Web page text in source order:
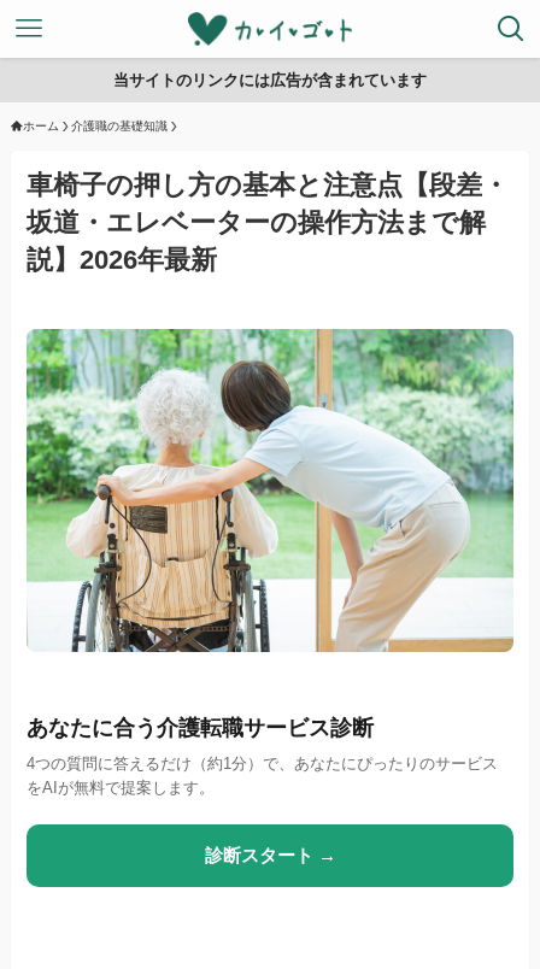
当サイトのリンクには広告が含まれています
ホーム 介護職の基礎知識
車椅子の押し方の基本と注意点【段差・
坂道・エレベーターの操作方法まで解
説】2026年最新
あなたに合う介護転職サービス診断
4つの質問に答えるだけ（約1分）で、あなたにぴったりのサービス
をAIが無料で提案します。
診断スタート →